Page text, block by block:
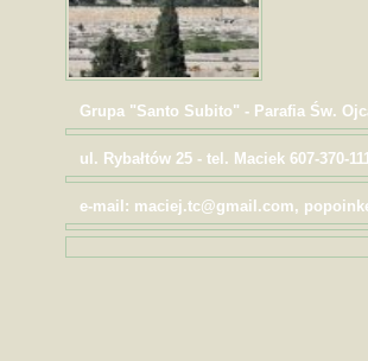
Grupa "Santo Subito" - Parafia Św.
ul. Rybałtów 25 - tel. Maciek 607-370-
e-mail: maciej.tc@gmail.com,